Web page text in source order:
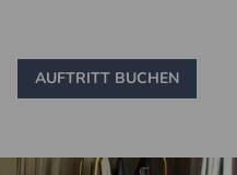
AUFTRITT BUCHEN